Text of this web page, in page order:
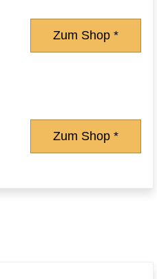
Zum Shop *
Zum Shop *